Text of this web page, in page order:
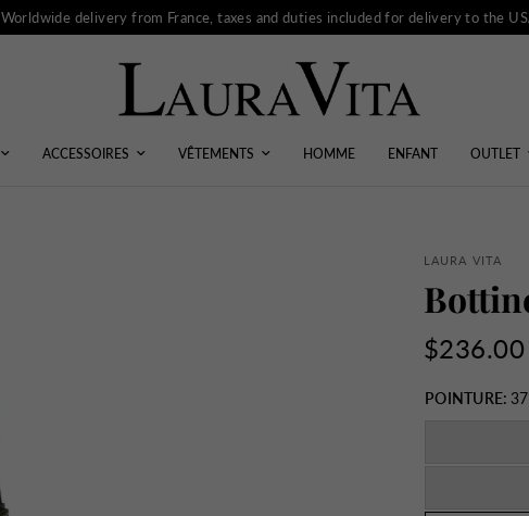
Worldwide delivery from France, taxes and duties included for delivery to the
ACCESSOIRES VÊTEMENTS HOMME ENFANT OUTLET
LAURA VITA
$236.00
POINTURE: 37